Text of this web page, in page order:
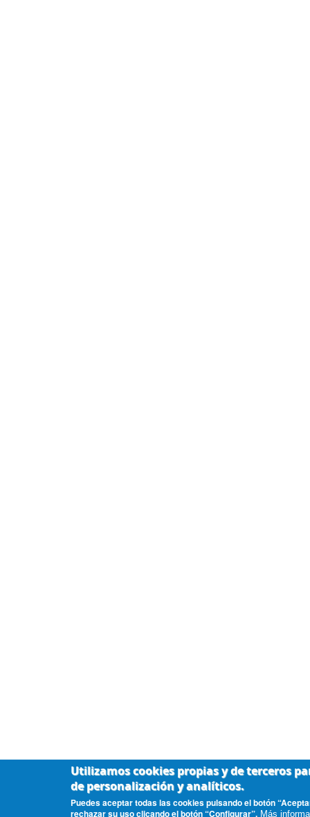
Utilizamos cookies propias y de terceros
de personalización y analíticos.
Puedes aceptar todas las cookies pulsando el botón
rechazar su uso clicando el botón “Configurar”. Más